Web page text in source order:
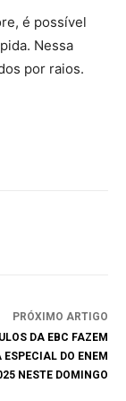
é possível
Nessa
por raios.
PRÓXIMO ARTIGO
DA EBC FAZEM
ESPECIAL DO ENEM
NESTE DOMINGO